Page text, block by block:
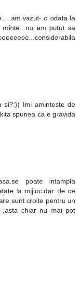
vazut- o odata la
am putut sa
si?:)) Imi aminteste de
spunea ca e gravida
poate intampla
la mijloc.dar de ce
sunt croite pentru un
chiar nu mai pot